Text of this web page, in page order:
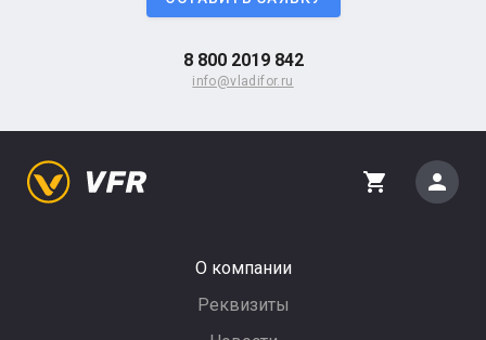
8 800 2019 842
info@vladifor.ru
О компании
Реквизиты
shopping_cart person